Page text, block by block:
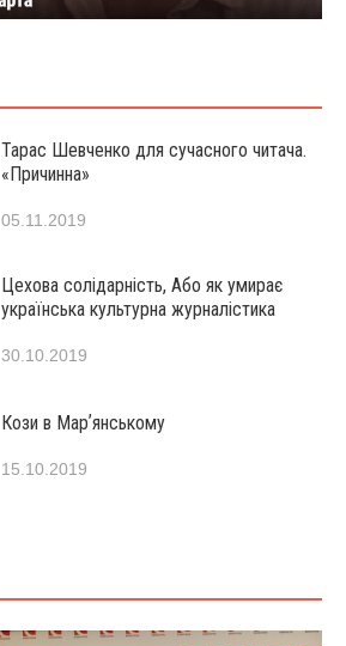
Тарас Шевченко для сучасного читача.
«Причинна»
05.11.2019
Цехова солідарність, Або як умирає
українська культурна журналістика
30.10.2019
Кози в Марʼянському
15.10.2019